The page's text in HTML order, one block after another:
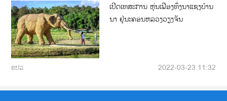
ເປີດເທສະການ ຫຸ່ນເຟືອງທົ່ງນາແຊງບ້ານ
ນາ ຢູ່ນະຄອນຫລວງວຽງຈັນ
ຂປລ 2022-03-23 11:32